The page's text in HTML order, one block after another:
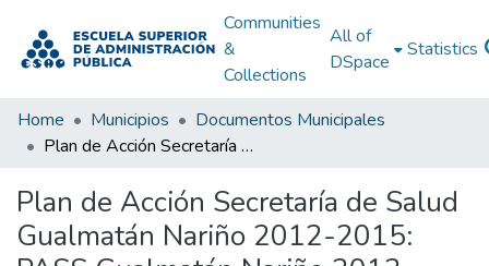
Communities
&
Collections
All of
DSpace
Statistics
Home Municipios
Documentos Municipales
Plan de Acción Secretaría de Salud Gualmatán Nariño 2012-2015: PASS Gualmatán Nariño 2012-2015
Plan de Acción Secretaría de Salud
Gualmatán Nariño 2012-2015: